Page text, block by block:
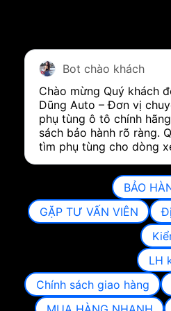
Bot chào khách
Chào mừng Quý khách
Dũng Auto – Đơn vị
phụ tùng ô tô chính
sách bảo hành rõ ràng.
tìm phụ tùng cho dòng
BẢO
GẶP TƯ VẤN VIÊN
LH
Chính sách giao hàng